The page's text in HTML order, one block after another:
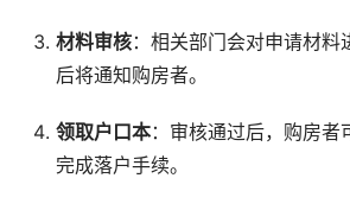
材料审核：相关部门会对申请材料
后将通知购房者。
领取户口本：审核通过后，购房者
完成落户手续。